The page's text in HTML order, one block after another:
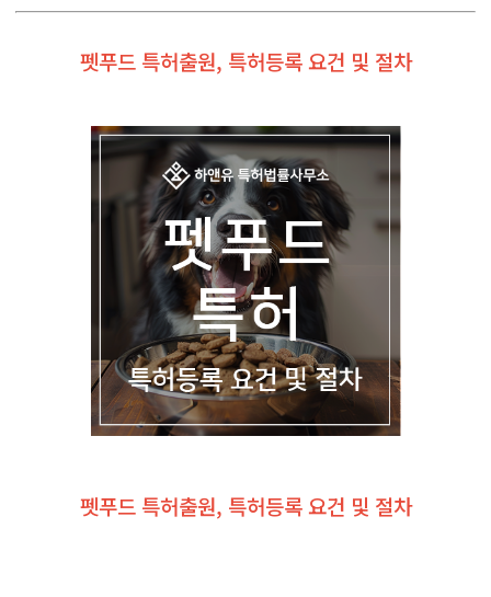
펫푸드 특허출원, 특허등록 요건 및 절차
펫푸드 특허출원, 특허등록 요건 및 절차